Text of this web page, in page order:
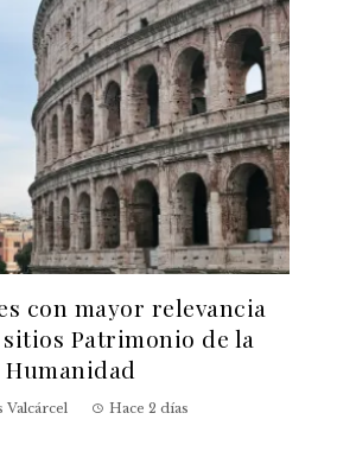
con mayor relevancia
Patrimonio de la
Humanidad
Valcárcel Hace 2 días